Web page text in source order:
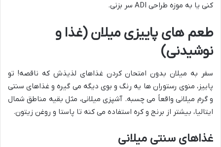
کنی یا به موزه طراحی ADI سر بزنی.
طعم های پاییزی میلان (غذا و
نوشیدنی)
سفر به میلان بدون امتحان کردن غذاهای لذیذش که ناقصه! تو
پاییز، منوی رستوران ها یه رنگ و بوی دیگه می گیره و غذاهای سنتی
و گرم میلانی واقعاً می چسبه. آشپزی میلانی، مثل بقیه مناطق شمال
ایتالیا، بیشتر از برنج و کره استفاده می کنه تا پاستا و روغن زیتون.
غذاهای سنتی میلانی